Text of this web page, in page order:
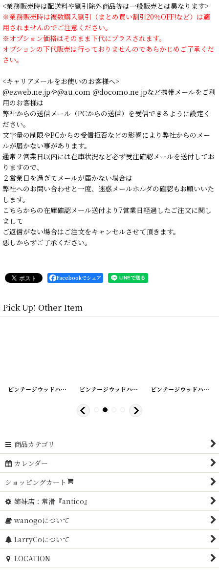
<業務販売時は配送料や割引除外商品等は一般販売とは異なります>
※業務販売時は複数購入割引（まとめ買い割引20％OFF!など）は適
用されませんのでご注意ください。
※オプション価格はそのまま下代にプラスされます。
オプションの下代販売は行っておりませんのであらかじめご了承くだ
さい。
<キャリアメールをお使いのお客様へ>
@ezweb.ne.jpや@au.com ＠docomo.ne.jpなど携帯メールをご利
用のお客様は
弊社からの送信メール（PCからの送信）を受信できるように設定く
ださい。
文字量の制限やPCからの受信拒否などの影響により弊社からのメー
ルが届かない事があります。
通常２営業日以内には在庫状況など必ず受注確認メールを送付してお
りますので、
２営業日を過ぎてメールが届かない場合は
弊社へのお問い合わせと一度、迷惑メールホルダの確認もお願いいた
します。
こちらからの在庫確認メール送付より7営業日経過したご注文に関し
まして
ご返信がない場合はご注文をキャンセルさせて頂きます。
悪しからずご了承ください。
Facebookでシェア
Pick Up! Other Item
[20200425-3] ビンテージウッドハンガー [20200425-4] ビンテージウッドハンガー [20200425-5] ビンテージウッドハンガー
商品カテゴリ
カレンダー
ショッピングカート
姉妹店：常滑『antico』
wanogoについて
LarryCoについて
LOCATION